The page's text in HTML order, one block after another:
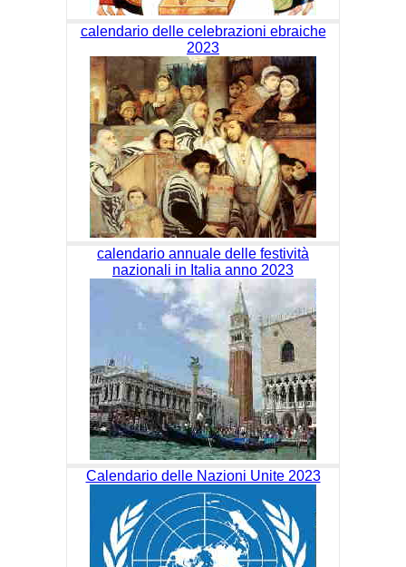
calendario delle celebrazioni ebraiche
2023
calendario annuale delle festività
nazionali in Italia anno 2023
Calendario delle Nazioni Unite 2023